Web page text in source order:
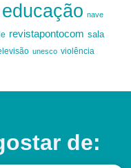
nave
revistapontocom sala
unesco violência
de: